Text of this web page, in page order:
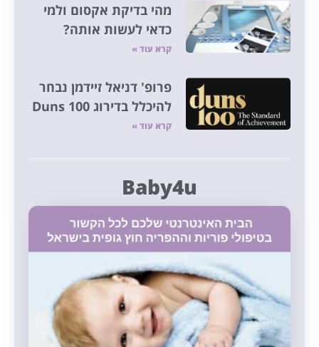
מהי בדיקת אקסום ולמי
כדאי לעשות אותה?
קרא עוד »
פרופ' דניאל זיידמן נבחר
להיכלל בדירוג Duns 100
קרא עוד »
Baby4u